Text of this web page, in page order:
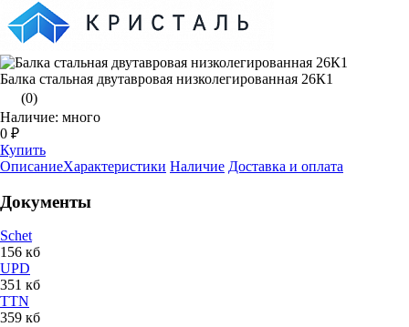
Балка стальная двутавровая низколегированная 26К1
(0)
Наличие: много
0 ₽
Купить
ОписаниеХарактеристики Наличие Доставка и оплата
Документы
Schet
156 кб
UPD
351 кб
TTN
359 кб